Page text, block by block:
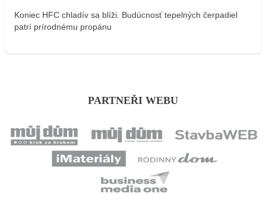
Koniec HFC chladív sa blíži. Budúcnosť tepelných čerpadiel
patrí prírodnému propánu
PARTNEŘI WEBU